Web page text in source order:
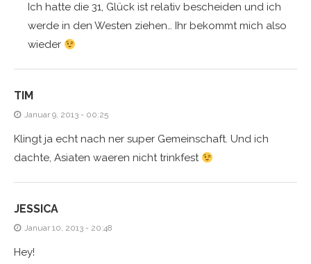
Ich hatte die 31, Glück ist relativ bescheiden und ich
werde in den Westen ziehen… Ihr bekommt mich also
wieder
TIM
Januar 9, 2013 - 00:25
Klingt ja echt nach ner super Gemeinschaft. Und ich
dachte, Asiaten waeren nicht trinkfest
JESSICA
Januar 10, 2013 - 20:48
Hey!